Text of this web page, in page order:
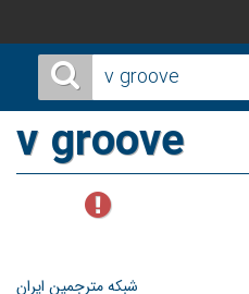
v groove
شبکه مترجمین ایران